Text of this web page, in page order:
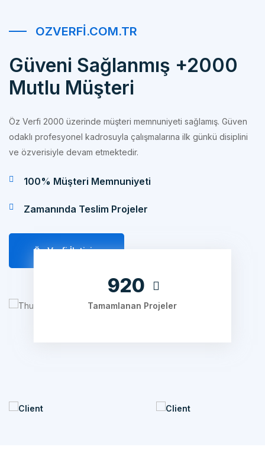
Güveni Sağlanmış +2000
Mutlu Müşteri
Öz Verfi 2000 üzerinde müşteri memnuniyeti sağlamış. Güven
ve özverisiyle devam etmektedir.
100% Müşteri Memnuniyeti
Zamanında Teslim Projeler
Tamamlanan Projeler